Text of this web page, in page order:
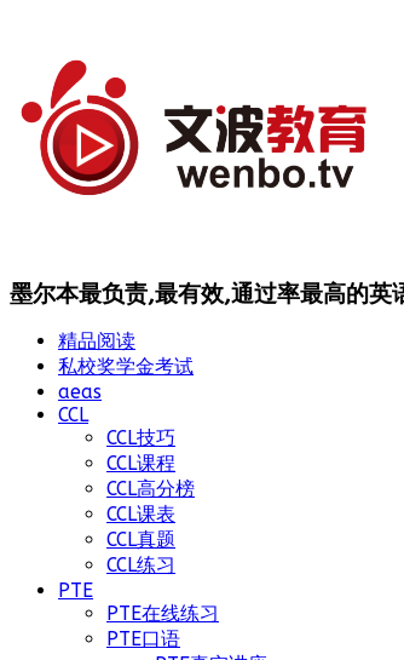
墨尔本最负责,最有效,通过率最高的英
精品阅读
私校奖学金考试
aeas
CCL
CCL技巧
CCL课程
CCL高分榜
CCL课表
CCL真题
CCL练习
PTE
PTE在线练习
PTE口语